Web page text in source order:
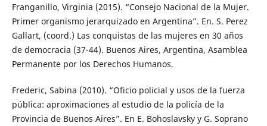
Franganillo, Virginia (2015). “Consejo Nacional de la Mujer.
Primer organismo jerarquizado en Argentina”. En. S. Perez
Gallart, (coord.) Las conquistas de las mujeres en 30 años
de democracia (37-44). Buenos Aires, Argentina, Asamblea
Permanente por los Derechos Humanos.
Frederic, Sabina (2010). “Oficio policial y usos de la fuerza
pública: aproximaciones al estudio de la policía de la
Provincia de Buenos Aires”. En E. Bohoslavsky y G. Soprano